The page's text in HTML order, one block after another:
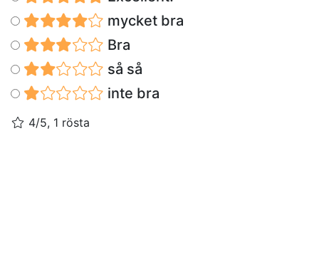
mycket bra
Bra
så så
inte bra
4/5, 1 rösta